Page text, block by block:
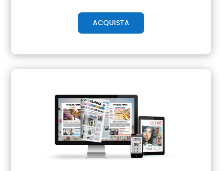
ACQUISTA